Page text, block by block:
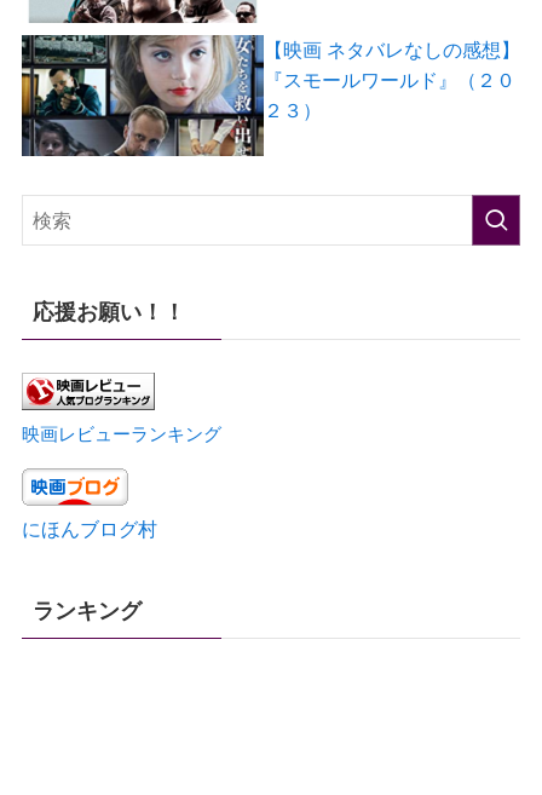
【映画 ネタバレなしの感想】
『スモールワールド』（２０
２３）
応援お願い！！
映画レビューランキング
にほんブログ村
ランキング